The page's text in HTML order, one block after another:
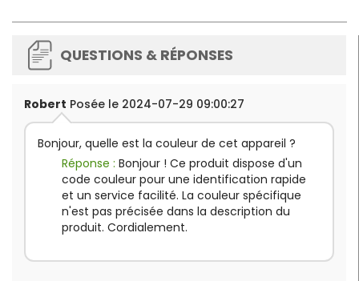
QUESTIONS & RÉPONSES
Robert Posée le 2024-07-29 09:00:27
Bonjour, quelle est la couleur de cet appareil ?
Réponse : Bonjour ! Ce produit dispose d'un
code couleur pour une identification rapide
et un service facilité. La couleur spécifique
n'est pas précisée dans la description du
produit. Cordialement.